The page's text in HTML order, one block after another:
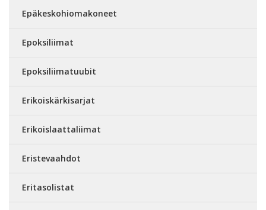
Epäkeskohiomakoneet
Epoksiliimat
Epoksiliimatuubit
Erikoiskärkisarjat
Erikoislaattaliimat
Eristevaahdot
Eritasolistat